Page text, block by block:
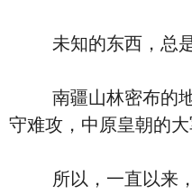
未知的东西，总是
南疆山林密布的地
守难攻，中原皇朝的大
所以，一直以来，